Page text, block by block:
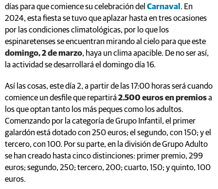
días para que comience su celebración del Carnaval . En
2024, esta fiesta se tuvo que aplazar hasta en tres ocasiones
por las condiciones climatológicas, por lo que los
espinaretenses se encuentran mirando al cielo para que este
domingo, 2 de marzo, haya un clima apacible. De no ser así,
la actividad se desarrollará el domingo día 16.
Así las cosas, este día 2, a partir de las 17:00 horas será cuando
comience un desfile que repartirá 2.500 euros en premiosa
los que optan tanto los más peques como los adultos.
Comenzando por la categoría de Grupo Infantil, el primer
galardón está dotado con 250 euros; el segundo, con 150; y el
tercero, con 100. Por su parte, en la división de Grupo Adulto
se han creado hasta cinco distinciones: primer premio, 299
euros; segundo, 250; tercero, 200; cuarto, 150; y quinto, 100
euros.